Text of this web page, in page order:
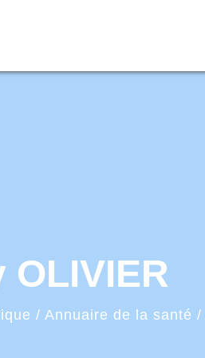
OLIVIER
/ Annuaire de la santé /